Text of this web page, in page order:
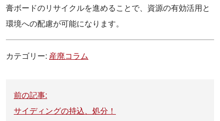
膏ボードのリサイクルを進めることで、資源の有効活用と
環境への配慮が可能になります。
カテゴリー: 産廃コラム
稿
ナ
前の記事:
サイディングの持込、処分！